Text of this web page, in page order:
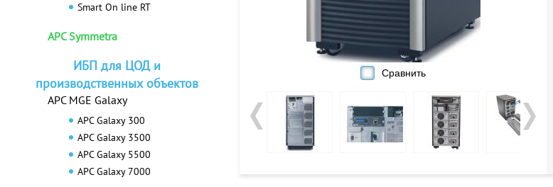
Smart On line RT
APC Symmetra
ИБП для ЦОД и
производственных объектов
APC MGE Galaxy
APC Galaxy 300
APC Galaxy 3500
APC Galaxy 5500
APC Galaxy 7000
Сравнить